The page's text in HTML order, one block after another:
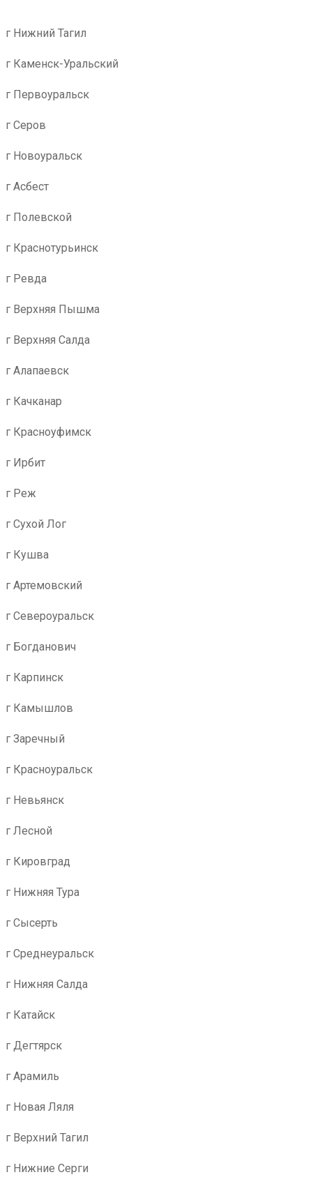
г Нижний Тагил
г Каменск-Уральский
г Первоуральск
г Серов
г Новоуральск
г Асбест
г Полевской
г Краснотурьинск
г Ревда
г Верхняя Пышма
г Верхняя Салда
г Алапаевск
г Качканар
г Красноуфимск
г Ирбит
г Реж
г Сухой Лог
г Кушва
г Артемовский
г Североуральск
г Богданович
г Карпинск
г Камышлов
г Заречный
г Красноуральск
г Невьянск
г Лесной
г Кировград
г Нижняя Тура
г Сысерть
г Среднеуральск
г Нижняя Салда
г Катайск
г Дегтярск
г Арамиль
г Новая Ляля
г Верхний Тагил
г Нижние Серги